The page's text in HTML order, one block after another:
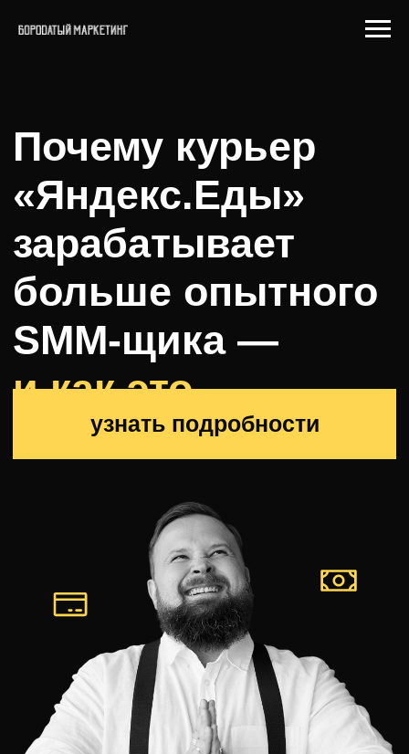
«Яндекс.Еды»
зарабатывает
больше опытного
SMM-щика —
и как это
исправить
узнать подробности